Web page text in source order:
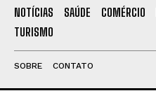
NOTÍCIAS SAÚDE COMÉRCIO
TURISMO
SOBRE CONTATO